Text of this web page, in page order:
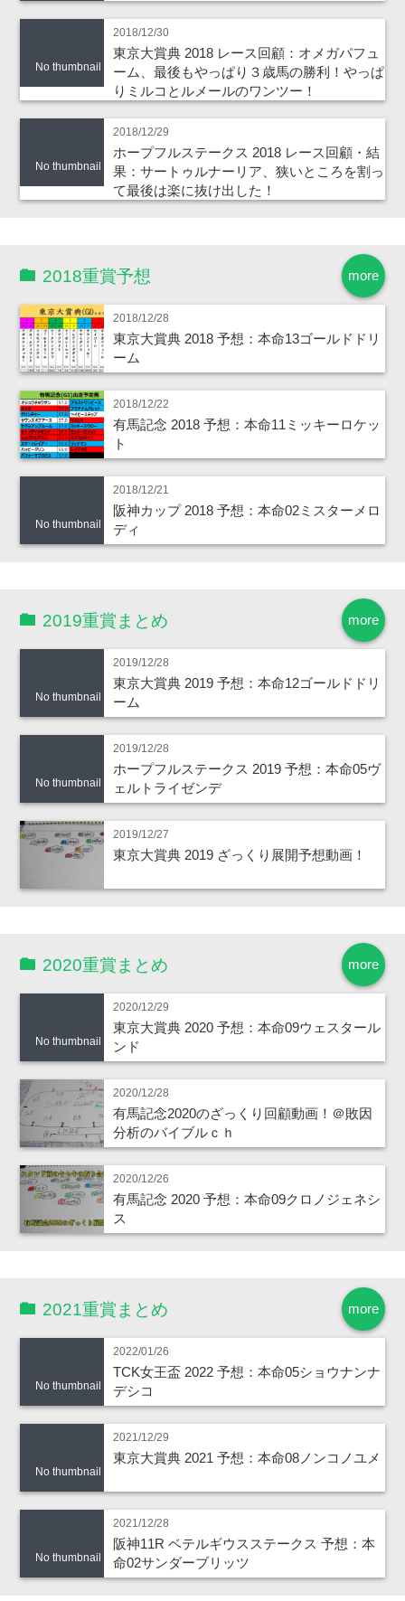
No thumbnail
2018/12/30
東京大賞典 2018 レース回顧：オメガパフュ
ーム、最後もやっぱり３歳馬の勝利！やっぱ
りミルコとルメールのワンツー！
No thumbnail
2018/12/29
ホープフルステークス 2018 レース回顧・結
果：サートゥルナーリア、狭いところを割っ
て最後は楽に抜け出した！
more
2018重賞予想
2018/12/28
東京大賞典 2018 予想：本命13ゴールドドリ
ーム
2018/12/22
有馬記念 2018 予想：本命11ミッキーロケッ
ト
No thumbnail
2018/12/21
阪神カップ 2018 予想：本命02ミスターメロ
ディ
more
2019重賞まとめ
No thumbnail
2019/12/28
東京大賞典 2019 予想：本命12ゴールドドリ
ーム
No thumbnail
2019/12/28
ホープフルステークス 2019 予想：本命05ヴ
ェルトライゼンデ
2019/12/27
東京大賞典 2019 ざっくり展開予想動画！
more
2020重賞まとめ
No thumbnail
2020/12/29
東京大賞典 2020 予想：本命09ウェスタール
ンド
2020/12/28
有馬記念2020のざっくり回顧動画！＠敗因
分析のバイブルｃｈ
2020/12/26
有馬記念 2020 予想：本命09クロノジェネシ
ス
more
2021重賞まとめ
No thumbnail
2022/01/26
TCK女王盃 2022 予想：本命05ショウナンナ
デシコ
No thumbnail
2021/12/29
東京大賞典 2021 予想：本命08ノンコノユメ
No thumbnail
2021/12/28
阪神11R ベテルギウスステークス 予想：本
命02サンダーブリッツ